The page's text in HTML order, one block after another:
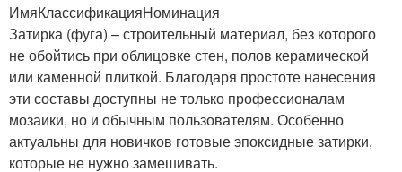
ИмяКлассификацияНоминация
Затирка (фуга) – строительный материал, без которого
не обойтись при облицовке стен, полов керамической
или каменной плиткой. Благодаря простоте нанесения
эти составы доступны не только профессионалам
мозаики, но и обычным пользователям. Особенно
актуальны для новичков готовые эпоксидные затирки,
которые не нужно замешивать.